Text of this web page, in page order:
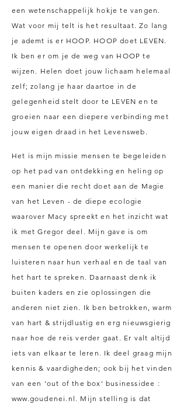
een wetenschappelijk hokje te vangen.
Wat voor mij telt is het resultaat. Zo lang
je ademt is er HOOP. HOOP doet LEVEN.
Ik ben er om je de weg van HOOP te
wijzen. Helen doet jouw lichaam helemaal
zelf; zolang je haar daartoe in de
gelegenheid stelt door te LEVEN en te
groeien naar een diepere verbinding met
jouw eigen draad in het Levensweb.
Het is mijn missie mensen te begeleiden
op het pad van ontdekking en heling op
een manier die recht doet aan de Magie
van het Leven - de diepe ecologie
waarover Macy spreekt en het inzicht wat
ik met Gregor deel. Mijn gave is om
mensen te openen door werkelijk te
luisteren naar hun verhaal en de taal van
het hart te spreken. Daarnaast denk ik
buiten kaders en zie oplossingen die
anderen niet zien. Ik ben betrokken, warm
van hart & strijdlustig en erg nieuwsgierig
naar hoe de reis verder gaat. Er valt altijd
iets van elkaar te leren. Ik deel graag mijn
kennis & vaardigheden; ook bij het vinden
van een 'out of the box' businessidee :
www.goudenei.nl . Mijn stelling is dat